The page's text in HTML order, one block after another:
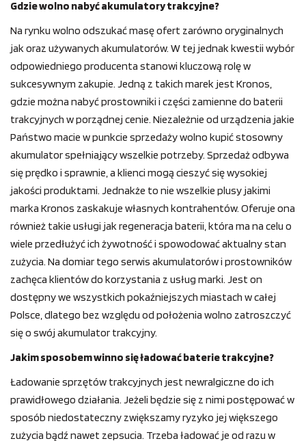
Gdzie wolno nabyć akumulatory trakcyjne?
Na rynku wolno odszukać masę ofert zarówno oryginalnych
jak oraz używanych akumulatorów. W tej jednak kwestii wybór
odpowiedniego producenta stanowi kluczową rolę w
sukcesywnym zakupie. Jedną z takich marek jest Kronos,
gdzie można nabyć prostowniki i części zamienne do baterii
trakcyjnych w porządnej cenie. Niezależnie od urządzenia jakie
Państwo macie w punkcie sprzedaży wolno kupić stosowny
akumulator spełniający wszelkie potrzeby. Sprzedaż odbywa
się prędko i sprawnie, a klienci mogą cieszyć się wysokiej
jakości produktami. Jednakże to nie wszelkie plusy jakimi
marka Kronos zaskakuje własnych kontrahentów. Oferuje ona
również takie usługi jak regeneracja baterii, która ma na celu o
wiele przedłużyć ich żywotność i spowodować aktualny stan
zużycia. Na domiar tego serwis akumulatorów i prostowników
zachęca klientów do korzystania z usług marki. Jest on
dostępny we wszystkich pokaźniejszych miastach w całej
Polsce, dlatego bez względu od położenia wolno zatroszczyć
się o swój akumulator trakcyjny.
Jakim sposobem winno się ładować baterie trakcyjne?
Ładowanie sprzętów trakcyjnych jest newralgiczne do ich
prawidłowego działania. Jeżeli będzie się z nimi postępować w
sposób niedostateczny zwiększamy ryzyko jej większego
zużycia bądź nawet zepsucia. Trzeba ładować je od razu w